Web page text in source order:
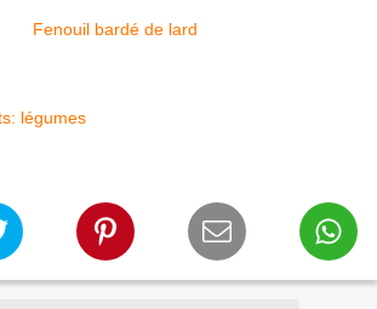
légumes